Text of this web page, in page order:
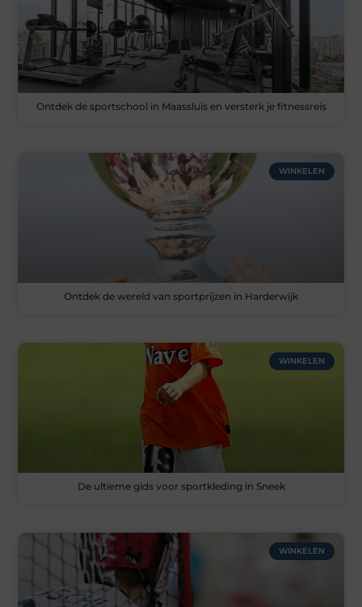
Ontdek de sportschool in Maassluis en versterk je fitnessreis
WINKELEN
Ontdek de wereld van sportprijzen in Harderwijk
WINKELEN
De ultieme gids voor sportkleding in Sneek
WINKELEN